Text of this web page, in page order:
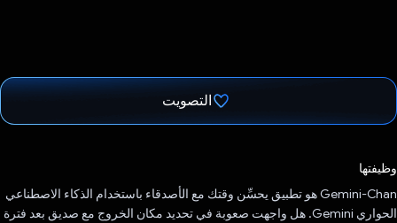
التصويت
وظيفتها
Gemini-Chan هو تطبيق يحسِّن وقتك مع الأصدقاء باستخدام الذكاء الاصطناعي
الحواري Gemini. هل واجهت صعوبة في تحديد مكان الخروج مع صديق بعد فترة